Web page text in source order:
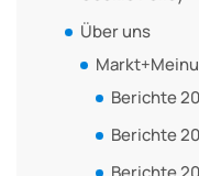
Über uns
Berichte
Berichte